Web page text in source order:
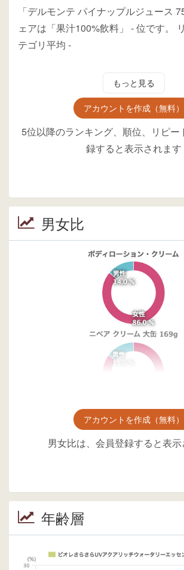
「デルモンテ パイナップルジュース
ェアは「果汁100%飲料」 -位です。
テゴリ平均 -
もっと見る
アカウントを作成（無料）
5位以降のランキング、順位、リピー
録すると表示されます
男女比
アカウントを作成（無料）
男女比は、会員登録すると表
年齢層